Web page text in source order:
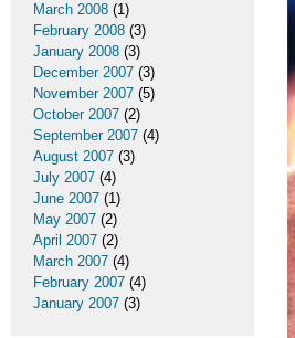
March 2008 (1)
February 2008 (3)
January 2008 (3)
December 2007 (3)
November 2007 (5)
October 2007 (2)
September 2007 (4)
August 2007 (3)
July 2007 (4)
June 2007 (1)
May 2007 (2)
April 2007 (2)
March 2007 (4)
February 2007 (4)
January 2007 (3)